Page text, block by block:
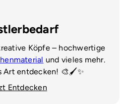
Köpfe – hochwertige
und vieles mehr.
Art entdecken! 🎨🖌️✨
Entdecken